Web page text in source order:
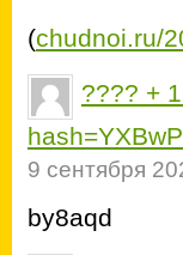
(chudnoi.ru/
???? +
9 сентября
by8aqd